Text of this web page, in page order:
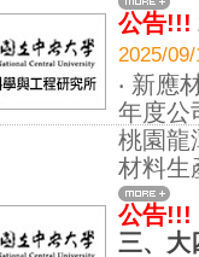
公告!!!
2025/
‧ 新應
年度公
桃園龍
材料生
公告!!!
三、大